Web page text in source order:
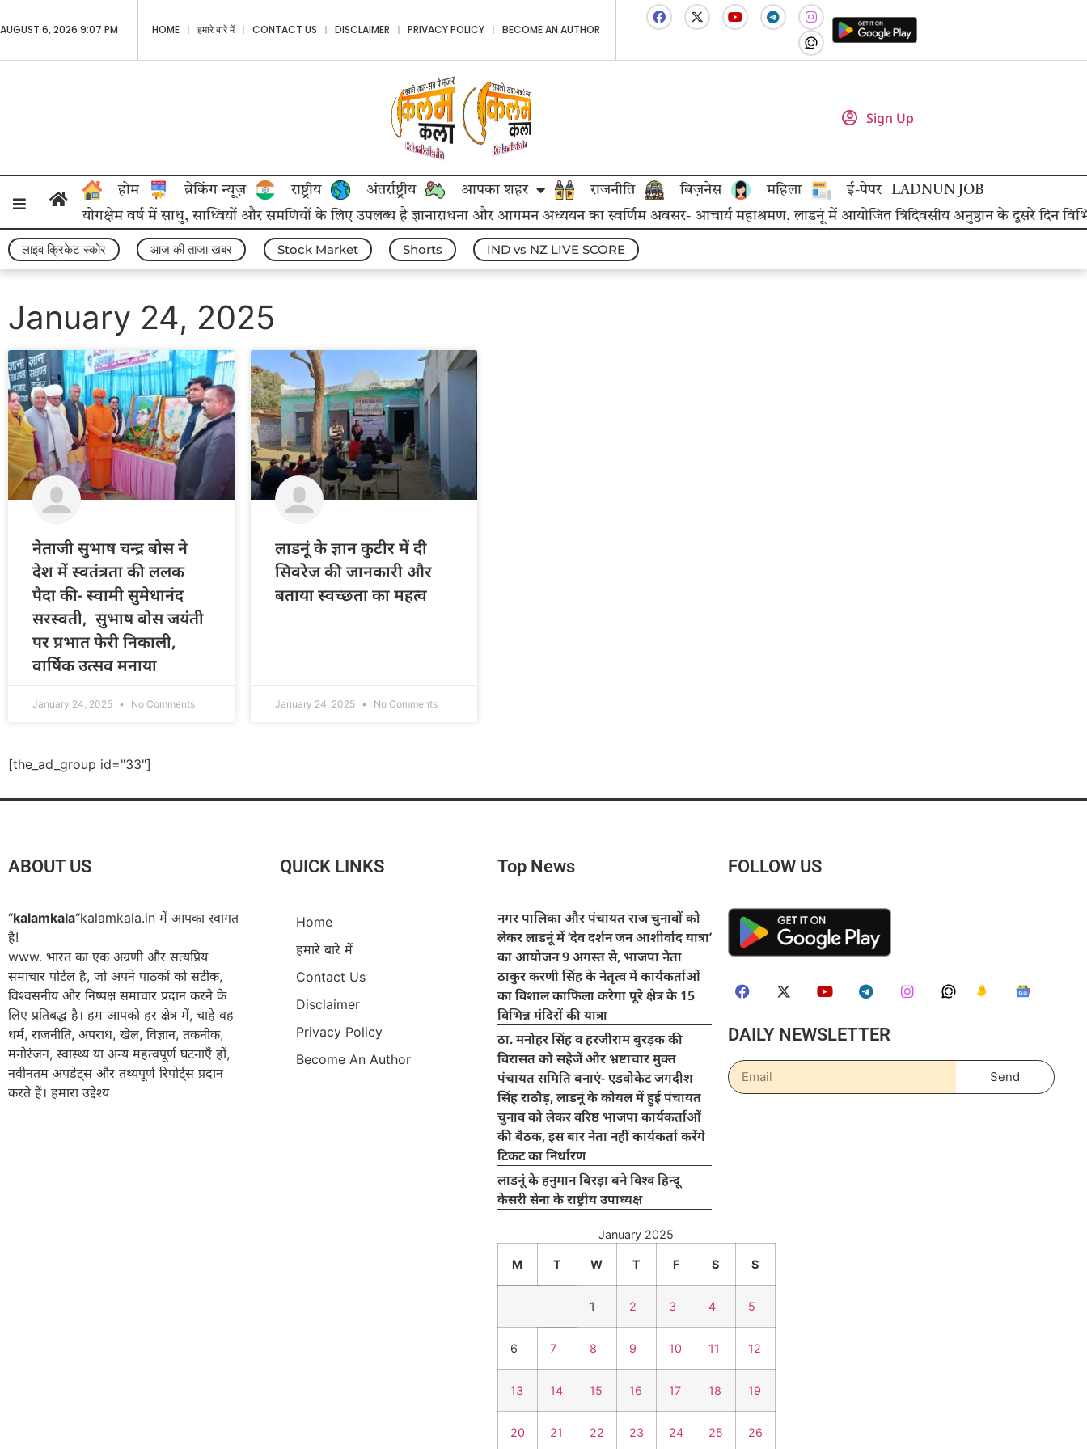
AUGUST 6, 2026 9:07 PM HOME हमारे बारे में CONTACT US DISCLAIMER PRIVACY POLICY BECOME AN AUTHOR
Sign Up
होम ब्रेकिंग न्यूज़ राष्ट्रीय अंतर्राष्ट्रीय आपका शहर राजनीति बिज़नेस महिला ई-पेपर
LADNUN JOB
योगक्षेम वर्ष में साधु, साध्वियों और समणियों के लिए उपलब्ध है ज्ञानाराधना और आगमन अध्ययन का स्वर्णिम अवसर- आचार्य महाश्रमण, लाडनूं में आयोजित त्रिदिवसीय अनुष्ठान के दूसरे दिन
लाइव क्रिकेट स्कोर आज की ताजा खबर Stock Market Shorts IND vs NZ LIVE SCORE
January 24, 2025
नेताजी सुभाष चन्द्र बोस ने
देश में स्वतंत्रता की ललक
पैदा की- स्वामी सुमेधानंद
सरस्वती, सुभाष बोस जयंती
पर प्रभात फेरी निकाली,
वार्षिक उत्सव मनाया
January 24, 2025 No Comments
लाडनूं के ज्ञान कुटीर में दी
सिवरेज की जानकारी और
बताया स्वच्छता का महत्व
January 24, 2025 No Comments
[the_ad_group id="33"]
ABOUT US
“kalamkala“kalamkala.in में आपका स्वागत
है!
www. भारत का एक अग्रणी और सत्यप्रिय
समाचार पोर्टल है, जो अपने पाठकों को सटीक,
विश्वसनीय और निष्पक्ष समाचार प्रदान करने के
लिए प्रतिबद्ध है। हम आपको हर क्षेत्र में, चाहे वह
धर्म, राजनीति, अपराध, खेल, विज्ञान, तकनीक,
मनोरंजन, स्वास्थ्य या अन्य महत्वपूर्ण घटनाएँ हों,
नवीनतम अपडेट्स और तथ्यपूर्ण रिपोर्ट्स प्रदान
करते हैं। हमारा उद्देश्य
QUICK LINKS
Home
हमारे बारे में
Contact Us
Disclaimer
Privacy Policy
Become An Author
Top News
नगर पालिका और पंचायत राज चुनावों को
लेकर लाडनूं में ‘देव दर्शन जन आशीर्वाद यात्रा’
का आयोजन 9 अगस्त से, भाजपा नेता
ठाकुर करणी सिंह के नेतृत्व में कार्यकर्ताओं
का विशाल काफिला करेगा पूरे क्षेत्र के 15
विभिन्न मंदिरों की यात्रा
ठा. मनोहर सिंह व हरजीराम बुरड़क की
विरासत को सहेजें और भ्रष्टाचार मुक्त
पंचायत समिति बनाएं- एडवोकेट जगदीश
सिंह राठौड़, लाडनूं के कोयल में हुई पंचायत
चुनाव को लेकर वरिष्ठ भाजपा कार्यकर्ताओं
की बैठक, इस बार नेता नहीं कार्यकर्ता करेंगे
टिकट का निर्धारण
लाडनूं के हनुमान बिरड़ा बने विश्व हिन्दू
केसरी सेना के राष्ट्रीय उपाध्यक्ष
January 2025
M T W T F S S
1 2 3 4 5
6 7 8 9 10 11 12
13 14 15 16 17 18 19
20 21 22 23 24 25 26
FOLLOW US
DAILY NEWSLETTER
Send